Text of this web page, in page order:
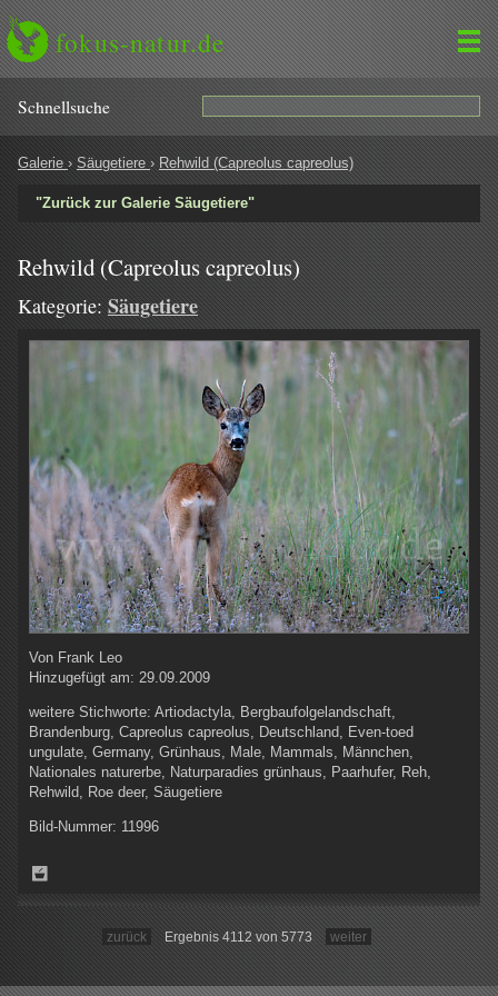
fokus-natur.de
Schnell­suche
Galerie › Säugetiere › Rehwild (Capreolus capreolus)
"Zurück zur Galerie Säugetiere"
Rehwild (Capreolus capreolus)
Kategorie: Säugetiere
Von Frank Leo
Hinzugefügt am: 29.09.2009
weitere Stichworte: Artiodactyla, Bergbaufolgelandschaft,
Brandenburg, Capreolus capreolus, Deutschland, Even-toed
ungulate, Germany, Grünhaus, Male, Mammals, Männchen,
Nationales naturerbe, Naturparadies grünhaus, Paarhufer, Reh,
Rehwild, Roe deer, Säugetiere
Bild-Nummer: 11996
zurück Ergebnis 4112 von 5773 weiter